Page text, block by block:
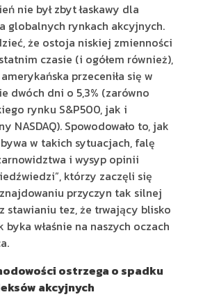
nie był zbyt łaskawy dla
globalnych rynkach akcyjnych.
że ostoja niskiej zmienności
czasie (i ogółem również),
przeceniła się w
dwóch dni o 5,3% (zarówno
rynku S&P500, jak i
NASDAQ). Spowodowało to, jak
w takich sytuacjach, falę
i wysyp opinii
którzy zaczęli się
przyczyn tak silnej
stawianiu tez, że trwający blisko
właśnie na naszych oczach
ostrzega o spadku
akcyjnych